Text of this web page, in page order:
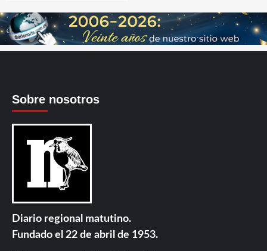
Sobre nosotros
Diario regional matutino.
Fundado el 22 de abril de 1953.